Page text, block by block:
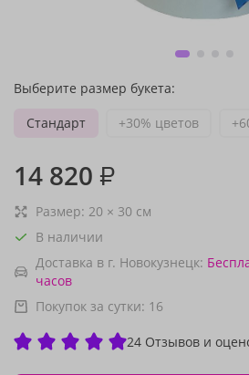
Выберите размер букета:
Стандарт
+30% цветов
14 820 ₽
Размер: 20 × 30 см
В наличии
Доставка в г. Новокузнецк:
часов
Покупок за сутки: 16
24 Отзывов и